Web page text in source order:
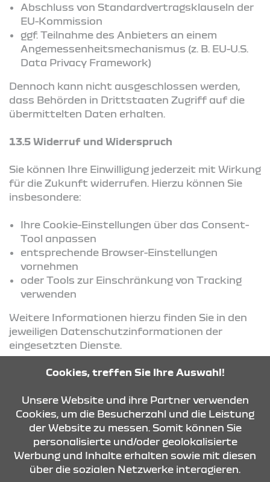
Abschluss von Standardvertragsklauseln der
EU-Kommission
ggf. Teilnahme des Anbieters an einem
Angemessenheitsmechanismus (z. B. EU-U.S.
Data Privacy Framework)
Dennoch kann nicht ausgeschlossen werden,
dass Behörden in Drittstaaten Zugriff auf die
übermittelten Daten erhalten.
13.5 Widerruf und Widerspruch
Sie können Ihre Einwilligung jederzeit mit Wirkung
für die Zukunft widerrufen. Hierzu können Sie
insbesondere:
Ihre Cookie-Einstellungen über das Consent-
Tool anpassen
entsprechende Browser-Einstellungen
vornehmen
oder Tools zur Einschränkung von Tracking
verwenden
Weitere Informationen hierzu finden Sie in den
jeweiligen Datenschutzinformationen der
eingesetzten Dienste.
KONTAKT & ANFAHRT
ÖFFNUNGSZEITEN
Cookies, treffen Sie Ihre Auswahl!
Unsere Website und ihre Partner verwenden
Cookies, um die Besucherzahl und die Leistung
der Website zu messen. Somit können Sie
personalisierte und/oder geolokalisierte
Werbung und Inhalte erhalten sowie mit diesen
über die sozialen Netzwerke interagieren.